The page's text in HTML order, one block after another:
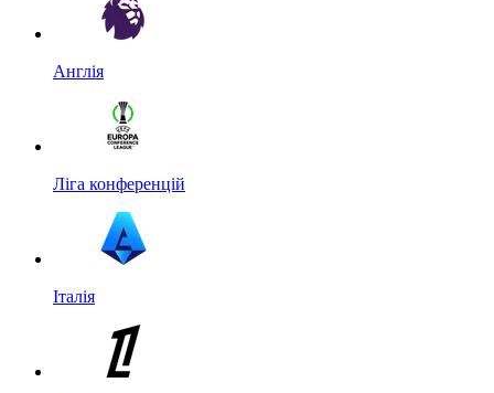
Англія
Ліга конференцій
Італія